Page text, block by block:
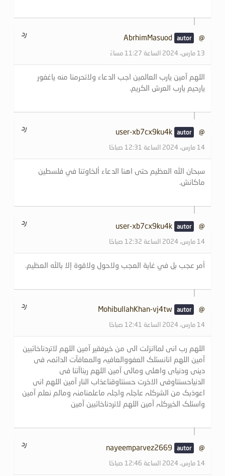
@AbrhimMasuod
13 مارس، 2024 الساعة 11:27 مساءً
رد
اللهم آمين يارب العالمين اجب الدعاء ولاتحرمنا منه ياغفور
يارحيم يارب العرش الكريم.
@user-xb7cx9ku4k
14 مارس، 2024 الساعة 12:31 صباحًا
رد
سبحان الله العظيم حتى اهنا الدعاء ألخاوتنا في فلسطين
ماكانش.
@user-xb7cx9ku4k
14 مارس، 2024 الساعة 12:32 صباحًا
رد
أمر عجب بل في غاية العجب ولاحول ولاقوة إلا بالله العظيم.
@MohibullahKhan-vj4tw
14 مارس، 2024 الساعة 12:41 صباحًا
رد
اللھم رب انی لماانزلت الی من خیرفقیر آمین اللھم لاتردناخائبین
آمین اللھم انانسئلک العفووالعافیہ والمعافآت الدائمہ فی
دینی ودنیای واھلی ومالی آمین اللھم ربناآتنا فی
الدنیاحسنتاوفی الاخرت حسنتاوقناعذاب النار آمین اللھم انی
اعوذبک من الشرکلہ عاجلہ واجلہ ماعلمنامنہ ومالم نعلم آمین
واسئلک الخیرکلہ آمین اللھم لاتردناخائبین آمین
@nayeemparvez2669
14 مارس، 2024 الساعة 12:46 صباحًا
رد